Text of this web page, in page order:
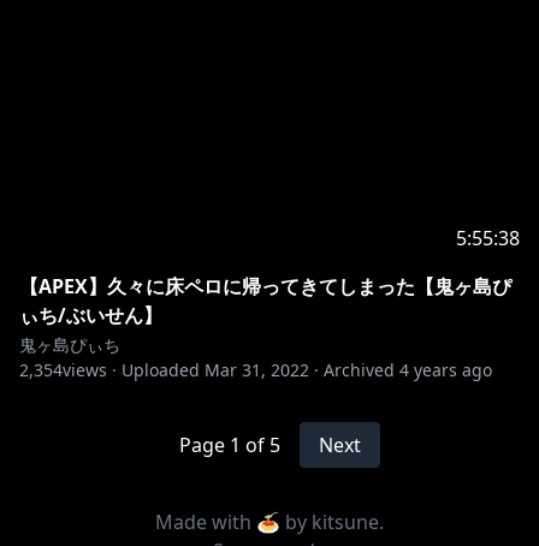
5:55:38
【APEX】久々に床ペロに帰ってきてしまった【鬼ヶ島ぴ
ぃち/ぶいせん】
鬼ヶ島ぴぃち
2,354views · Uploaded Mar 31, 2022 · Archived 4 years ago
Page 1 of 5 Next
Made with 🍝 by kitsune.